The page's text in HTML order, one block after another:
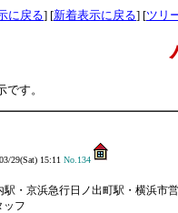
に戻る] [新着表示に戻る] [ツリ
です。
29(Sat) 15:11 No.134
・京浜急行日ノ出町駅・横浜市
ッフ